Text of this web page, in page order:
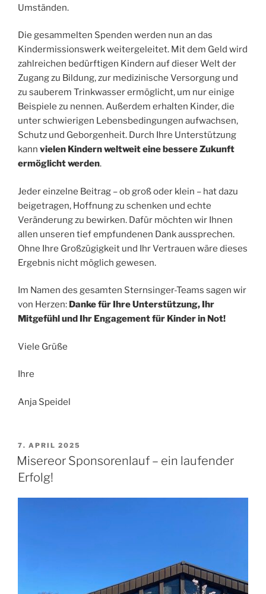
Umständen.
Die gesammelten Spenden werden nun an das
Kindermissionswerk weitergeleitet. Mit dem Geld wird
zahlreichen bedürftigen Kindern auf dieser Welt der
Zugang zu Bildung, zur medizinische Versorgung und
zu sauberem Trinkwasser ermöglicht, um nur einige
Beispiele zu nennen. Außerdem erhalten Kinder, die
unter schwierigen Lebensbedingungen aufwachsen,
Schutz und Geborgenheit. Durch Ihre Unterstützung
kann vielen Kindern weltweit eine bessere Zukunft
ermöglicht werden.
Jeder einzelne Beitrag – ob groß oder klein – hat dazu
beigetragen, Hoffnung zu schenken und echte
Veränderung zu bewirken. Dafür möchten wir Ihnen
allen unseren tief empfundenen Dank aussprechen.
Ohne Ihre Großzügigkeit und Ihr Vertrauen wäre dieses
Ergebnis nicht möglich gewesen.
Im Namen des gesamten Sternsinger-Teams sagen wir
von Herzen: Danke für Ihre Unterstützung, Ihr
Mitgefühl und Ihr Engagement für Kinder in Not!
Viele Grüße
Ihre
Anja Speidel
VERÖFFENTLICHT
AM
7. APRIL 2025
Misereor Sponsorenlauf – ein laufender
Erfolg!